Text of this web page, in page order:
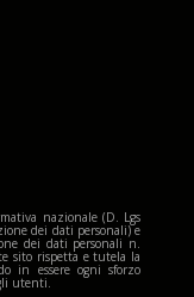
nazionale (D. Lgs
dei dati personali) e
dei dati personali n.
sito rispetta e tutela la
in essere ogni sforzo
utenti.